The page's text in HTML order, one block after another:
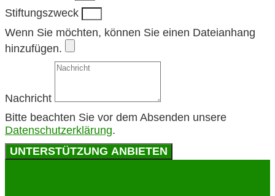
Stiftungszweck
Wenn Sie möchten, können Sie einen Dateianhang
hinzufügen.
Nachricht
Bitte beachten Sie vor dem Absenden unsere
Datenschutzerklärung.
UNTERSTÜTZUNG ANBIETEN